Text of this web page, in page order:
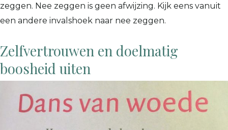
zeggen. Nee zeggen is geen afwijzing. Kijk eens vanuit
een andere invalshoek naar nee zeggen.
Zelfvertrouwen en doelmatig
boosheid uiten